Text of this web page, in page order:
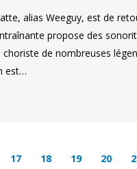
alias Weeguy, est de
propose des
de nombreuses
est…
17 18 19 20